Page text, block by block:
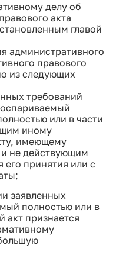
делу об
акта
главой
административного
правового
из следующих
требований
или в части
иному
имеющему
не действующим
его принятия или с
заявленных
полностью или в
акт признается